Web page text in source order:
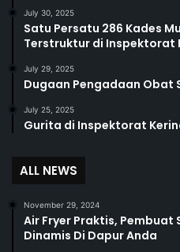
July 30, 2025
Satu Persatu 286 Kades
Terstruktur di Inspektorat
July 29, 2025
Dugaan Pengadaan Obat
July 25, 2025
Gurita di Inspektorat
ALL NEWS
November 29, 2024
Air Fryer Praktis, Pembuat
Dinamis Di Dapur Anda